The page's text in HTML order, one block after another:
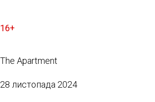
16+
The Apartment
28 листопада 2024